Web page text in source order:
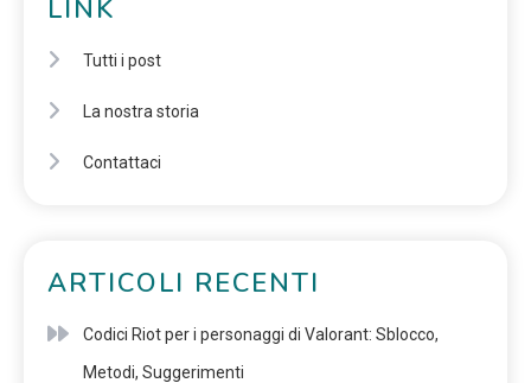
LINK
Tutti i post
La nostra storia
Contattaci
ARTICOLI RECENTI
Codici Riot per i personaggi di Valorant: Sblocco,
Metodi, Suggerimenti